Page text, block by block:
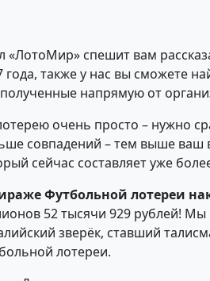
«ЛотоМир» спешит вам
года, также у нас вы сможете
напрямую от
очень просто – нужно
совпадений – тем выше ваш
сейчас составляет уже
Футбольной лотереи
52 тысячи 929 рублей! Мы
зверёк, ставший
лотереи.